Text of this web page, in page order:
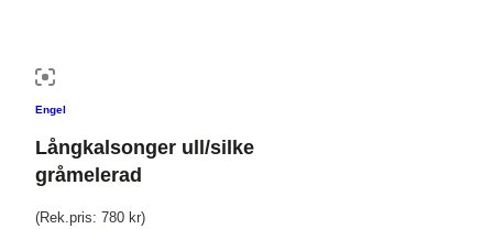
Engel
Långkalsonger ull/silke
gråmelerad
(Rek.pris: 780 kr)